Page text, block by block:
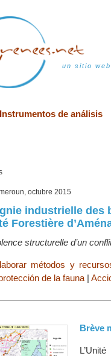
un sitio
Instrumentos de análisis
octubre 2015
industrielle des
Forestière
structurelle d’un
métodos y
de la fauna |
Brève